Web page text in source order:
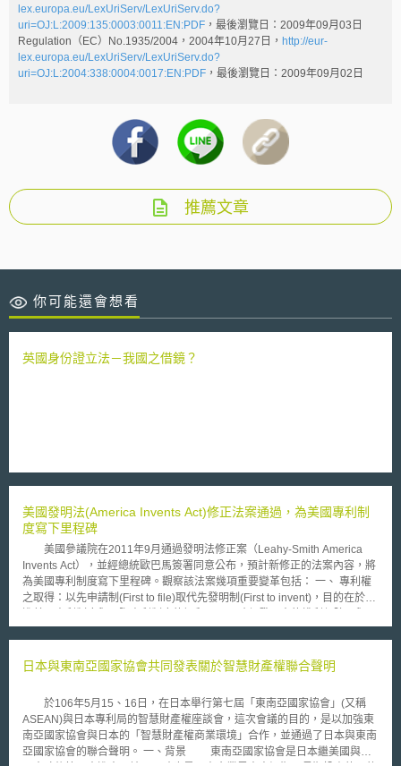
lex.europa.eu/LexUriServ/LexUriServ.do?
uri=OJ:L:2009:135:0003:0011:EN:PDF ，最後瀏覽日：2009年09月03日
Regulation（EC）No.1935/2004，2004年10月27日， http://eur-
lex.europa.eu/LexUriServ/LexUriServ.do?
uri=OJ:L:2004:338:0004:0017:EN:PDF ，最後瀏覽日：2009年09月02日
推薦文章
你可能還會想看
英國身份證立法－我國之借鏡？
美國發明法(America Invents Act)修正法案通過，為美國專利制
度寫下里程碑
美國參議院在2011年9月通過發明法修正案（Leahy-Smith America
Invents Act），並經總統歐巴馬簽署同意公布，預計新修正的法案內容，將
為美國專利制度寫下里程碑。觀察該法案幾項重要變革包括： 一、 專利權
之取得：以先申請制(First to file)取代先發明制(First to invent)，目的在於增
際普遍的制度接軌。新規定將自2013年3月16日開始實施。 二、 先前技術
(Prior Art)之範圍，申請專利之發明於申請日之前，如已見於刊物、已公開
分，喪失新穎性。惟在例外的情況下，申請專利之發明，在申請日前一年內
由發明人或共同發明人自己，或間接透過第三人進行之公開行為等，則不被
視為先前技術。 三、 支持小型企業或獨立發明人：修正條文要求美國專利
及商標局(USPTO)應與相關智慧財產權協會合作，為小型企業或獨立發明人
提供協助，並設立專利監察專案（Patent Ombudsman Program）提供申請
日本與東南亞國家協會共同發表關於智慧財產權聯合聲明
於106年5月15、16日，在日本舉行第七屆「東南亞國家協會」(又稱
ASEAN)與日本專利局的智慧財產權座談會，這次會議的目的，是以加強東
南亞國家協會與日本的「智慧財產權商業環境」合作，並通過了日本與東南
亞國家協會的聯合聲明。 一、背景 東南亞國家協會是日本繼美國與中